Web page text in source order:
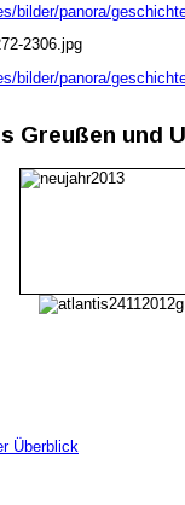
bilder/panora/
2306.jpg
bilder/panora/
Greußen und
Überblick